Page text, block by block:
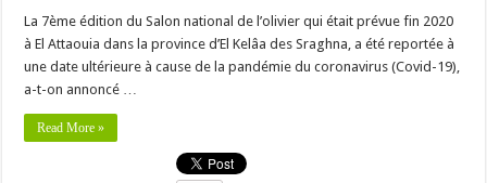
La 7ème édition du Salon national de l’olivier qui était prévue fin 2020
à El Attaouia dans la province d’El Kelâa des Sraghna, a été reportée à
une date ultérieure à cause de la pandémie du coronavirus (Covid-19),
a-t-on annoncé …
Read More »